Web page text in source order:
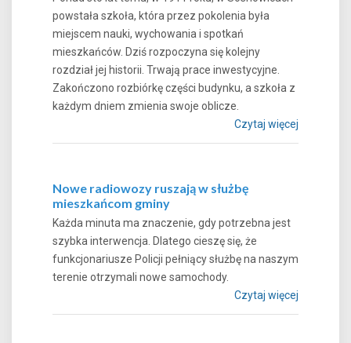
powstała szkoła, która przez pokolenia była
miejscem nauki, wychowania i spotkań
mieszkańców. Dziś rozpoczyna się kolejny
rozdział jej historii. Trwają prace inwestycyjne.
Zakończono rozbiórkę części budynku, a szkoła z
każdym dniem zmienia swoje oblicze.
Czytaj więcej
Nowe radiowozy ruszają w służbę
mieszkańcom gminy
Każda minuta ma znaczenie, gdy potrzebna jest
szybka interwencja. Dlatego cieszę się, że
funkcjonariusze Policji pełniący służbę na naszym
terenie otrzymali nowe samochody.
Czytaj więcej